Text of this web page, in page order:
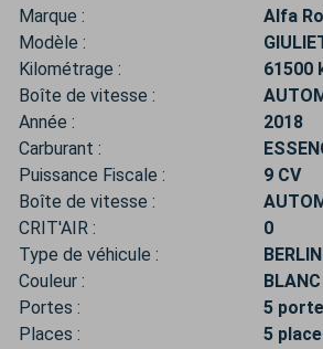
Marque :
Alfa
Modèle :
Kilométrage :
61500
Boîte de vitesse :
Année :
2018
Carburant :
Puissance Fiscale :
9 CV
Boîte de vitesse :
CRIT'AIR :
0
Type de véhicule :
Couleur :
BLANC
Portes :
5
Places :
5